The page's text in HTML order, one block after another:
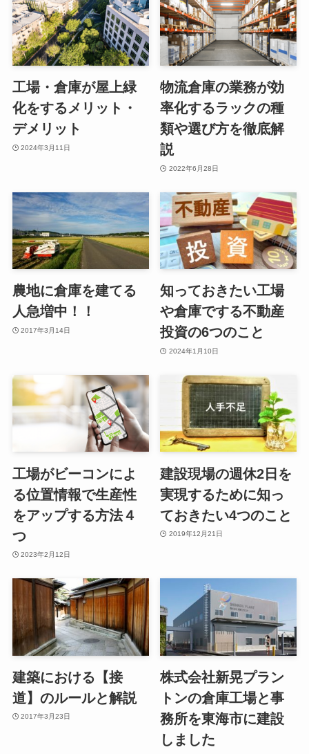
工場・倉庫が屋上緑
化をするメリット・
デメリット
2024年3月11日
物流倉庫の業務が効
率化するラックの種
類や選び方を徹底解
説
2022年6月28日
農地に倉庫を建てる
人急増中！！
2017年3月14日
知っておきたい工場
や倉庫でする不動産
投資の6つのこと
2024年1月10日
工場がビーコンによ
る位置情報で生産性
をアップする方法４
つ
2023年2月12日
建設現場の週休2日を
実現するために知っ
ておきたい4つのこと
2019年12月21日
建築における【接
道】のルールと解説
2017年3月23日
株式会社新晃プラン
トンの倉庫工場と事
務所を東海市に建設
しました